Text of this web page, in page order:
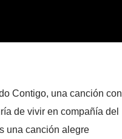
Contigo, una canción con
de vivir en compañía del
una canción alegre